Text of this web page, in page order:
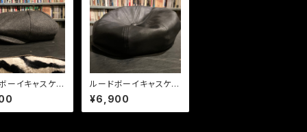
ーイキャスケッ
ングレー
ルードボーイキャスケッ
ト エコレザー
¥6,900